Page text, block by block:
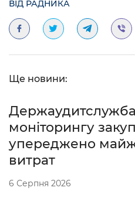
ВІД РАДНИКА
Ще новини:
моніторингу
упереджено
витрат
6 Серпня 2026